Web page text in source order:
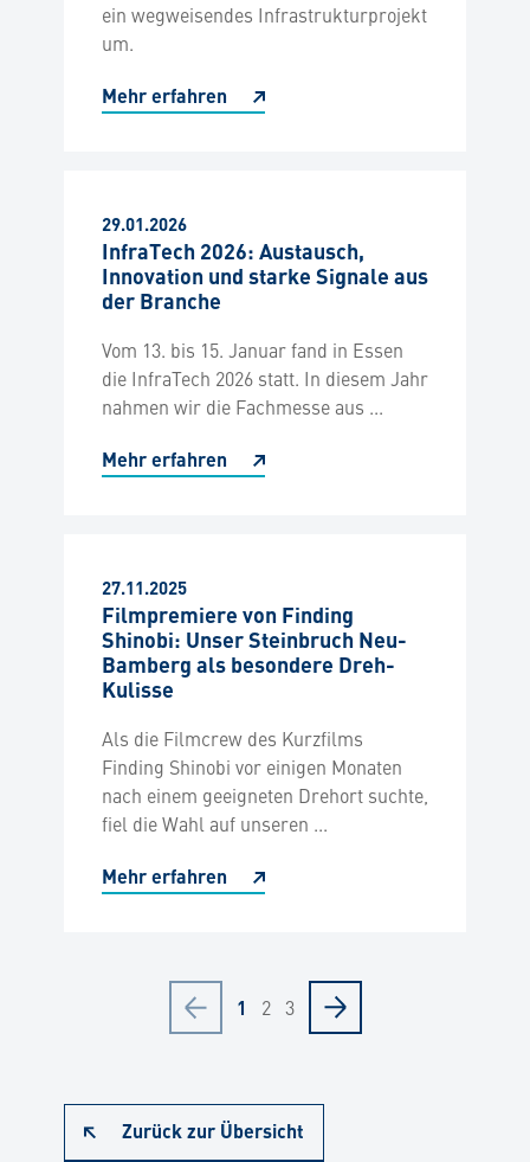
ein wegweisendes Infrastrukturprojekt
um.
Mehr erfahren
29.01.2026
InfraTech 2026: Austausch,
Innovation und starke Signale aus
der Branche
Vom 13. bis 15. Januar fand in Essen
die InfraTech 2026 statt. In diesem Jahr
nahmen wir die Fachmesse aus ...
Mehr erfahren
27.11.2025
Filmpremiere von Finding
Shinobi: Unser Steinbruch Neu-
Bamberg als besondere Dreh-
Kulisse
Als die Filmcrew des Kurzfilms
Finding Shinobi vor einigen Monaten
nach einem geeigneten Drehort suchte,
fiel die Wahl auf unseren ...
Mehr erfahren
1 2 3
Zurück zur Übersicht